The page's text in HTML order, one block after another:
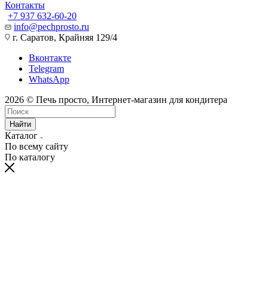
Контакты
+7 937 632-60-20
info@pechprosto.ru
г. Саратов, Крайняя 129/4
Вконтакте
Telegram
WhatsApp
2026 © Печь просто, Интернет-магазин для кондитера
Найти
Каталог
По всему сайту
По каталогу